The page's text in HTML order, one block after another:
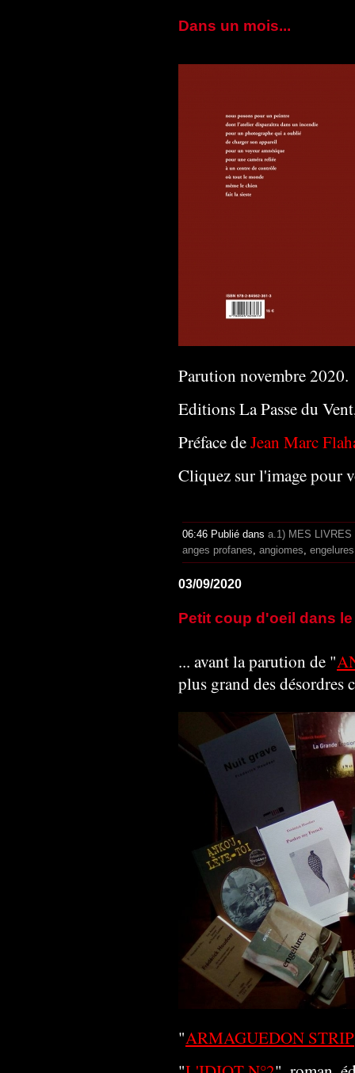
Dans un mois...
Parution novembre 2020.
Editions La Passe du
Préface deJean Marc
Cliquez sur l'image pour
06:46 Publié dans a.1) MES LIVRES
anges profanes angiomes engelures
03/09/2020
Petit coup d'oeil dans
... avant la parution de "
plus grand des désordres
"ARMAGUEDON STRIP